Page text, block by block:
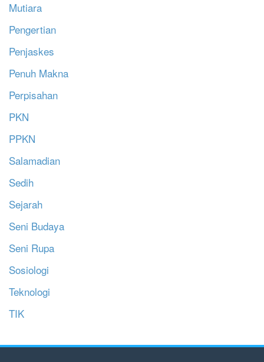
Mutiara
Pengertian
Penjaskes
Penuh Makna
Perpisahan
PKN
PPKN
Salamadian
Sedih
Sejarah
Seni Budaya
Seni Rupa
Sosiologi
Teknologi
TIK